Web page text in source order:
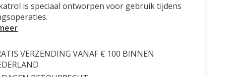
is speciaal ontworpen voor gebruik tijdens
VERZENDING VANAF € 100 BINNEN